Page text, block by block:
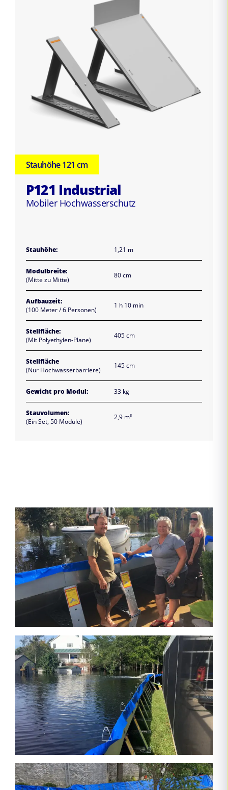
Stauhöhe 121 cm
P121 Industrial
Mobiler Hochwasserschutz
Stauhöhe: 1,21 m
Modulbreite:
(Mitte zu Mitte)
80 cm
Aufbauzeit:
(100 Meter / 6 Personen)
1 h 10 min
Stellfläche:
(Mit Polyethylen-Plane)
405 cm
Stellfläche
(Nur Hochwasserbarriere)
145 cm
Gewicht pro Modul: 33 kg
Stauvolumen:
(Ein Set, 50 Module)
2,9 m³